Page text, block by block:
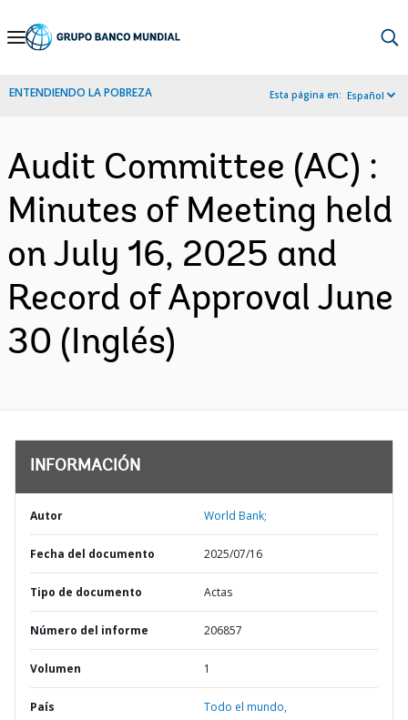
Skip
Navigation
ENTENDIENDO LA POBREZA Esta página en: Español
Audit Committee (AC) :
Minutes of Meeting held
on July 16, 2025 and
Record of Approval June
30 (Inglés)
INFORMACIÓN
Autor World Bank;
Fecha del documento 2025/07/16
Tipo de documento Actas
Número del informe 206857
Volumen 1
País Todo el mundo,